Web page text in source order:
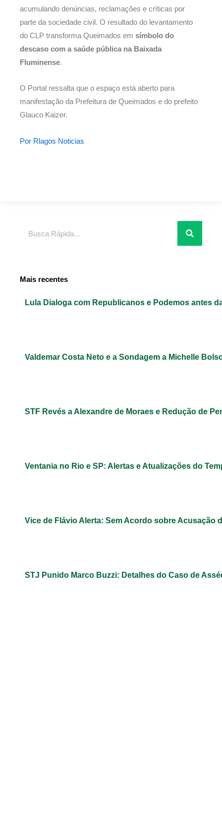
acumulando denúncias, reclamações e críticas por
parte da sociedade civil. O resultado do levantamento
do CLP transforma Queimados em símbolo do
descaso com a saúde pública na Baixada
Fluminense.
O Portal ressalta que o espaço está aberto para
manifestação da Prefeitura de Queimados e do prefeito
Glauco Kaizer.
Por Rlagos Noticias
Mais recentes
Lula Dialoga com Republicanos e Podemos antes
Valdemar Costa Neto e a Sondagem a Michelle
STF Revés a Alexandre de Moraes e Redução de
Ventania no Rio e SP: Alertas e Atualizações do
Vice de Flávio Alerta: Sem Acordo sobre Acusação
STJ Punido Marco Buzzi: Detalhes do Caso de